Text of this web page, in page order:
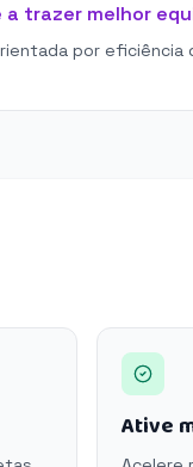
a trazer melhor
por
Ative